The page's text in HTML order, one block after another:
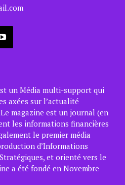
un Média multi-support qui
axées sur l’actualité
magazine est un journal (en
les informations financières
le premier média
d’Informations
et orienté vers le
a été fondé en Novembre